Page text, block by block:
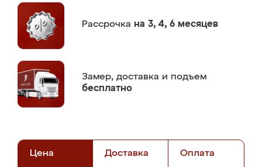
Рассрочка на 3, 4, 6 месяцев
Замер, доставка и подъем
бесплатно
Цена Доставка Оплата